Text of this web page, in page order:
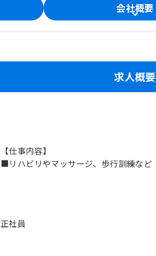
会社概要
求人概要
【仕事内容】
■リハビリやマッサージ、歩行訓練など
正社員